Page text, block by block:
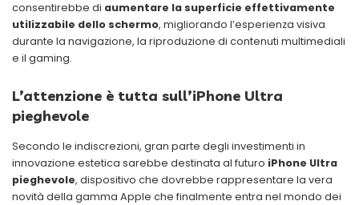
consentirebbe di aumentare la superficie effettivamente
utilizzabile dello schermo, migliorando l’esperienza visiva
durante la navigazione, la riproduzione di contenuti multimediali
e il gaming.
L’attenzione è tutta sull’iPhone Ultra
pieghevole
Secondo le indiscrezioni, gran parte degli investimenti in
innovazione estetica sarebbe destinata al futuro iPhone Ultra
pieghevole, dispositivo che dovrebbe rappresentare la vera
novità della gamma Apple che finalmente entra nel mondo dei